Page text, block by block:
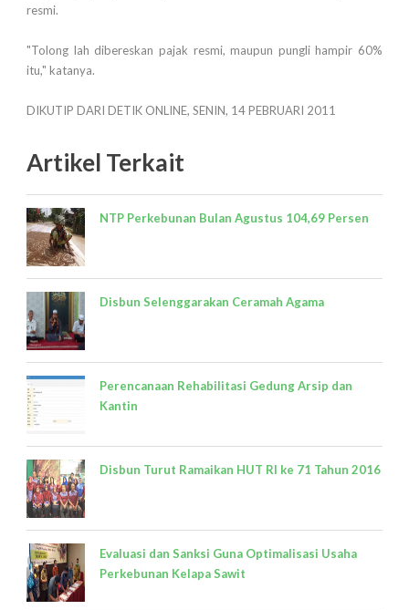
resmi.
"Tolong lah dibereskan pajak resmi, maupun pungli hampir 60%
itu," katanya.
DIKUTIP DARI DETIK ONLINE, SENIN, 14 PEBRUARI 2011
Artikel Terkait
NTP Perkebunan Bulan Agustus 104,69 Persen
Disbun Selenggarakan Ceramah Agama
Perencanaan Rehabilitasi Gedung Arsip dan
Kantin
Disbun Turut Ramaikan HUT RI ke 71 Tahun 2016
Evaluasi dan Sanksi Guna Optimalisasi Usaha
Perkebunan Kelapa Sawit